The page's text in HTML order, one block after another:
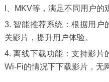
I、MKV等，满足不同用户的
3. 智能推荐系统：根据用户
关影片，提升用户体验。
4. 离线下载功能：支持影片
Wi-Fi的情况下下载影片，无